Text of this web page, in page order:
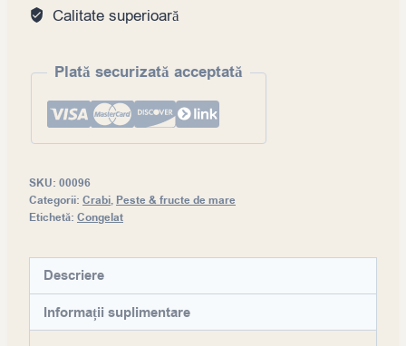
Calitate superioară
Plată securizată acceptată
SKU: 00096
Categorii: Crabi, Peste & fructe de mare
Etichetă: Congelat
Descriere
Informații suplimentare